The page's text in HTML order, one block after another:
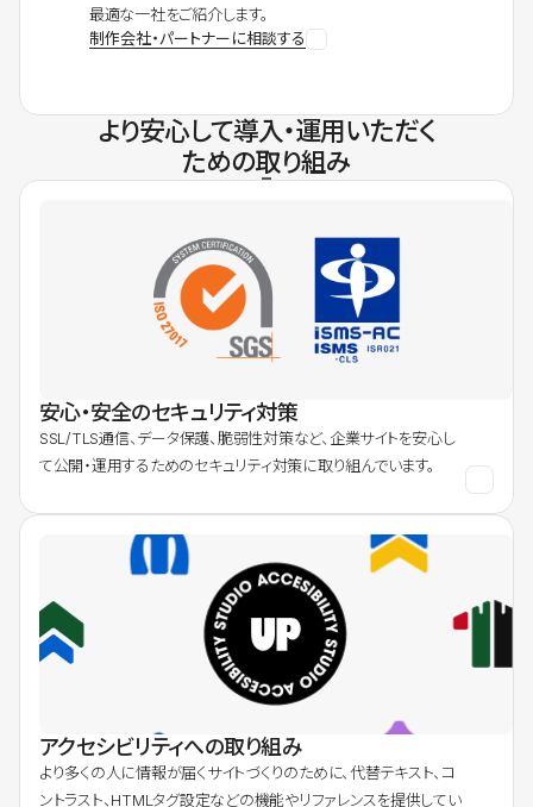
最適な一社をご紹介します。
制作会社・パートナーに相談する
より安心して導入・運用いただく
ための取り組み
安心・安全のセキュリティ対策
SSL/TLS通信、データ保護、脆弱性対策など、企業サイトを安心し
て公開・運用するためのセキュリティ対策に取り組んでいます。
アクセシビリティへの取り組み
より多くの人に情報が届くサイトづくりのために、代替テキスト、コ
ントラスト、HTMLタグ設定などの機能やリファレンスを提供してい